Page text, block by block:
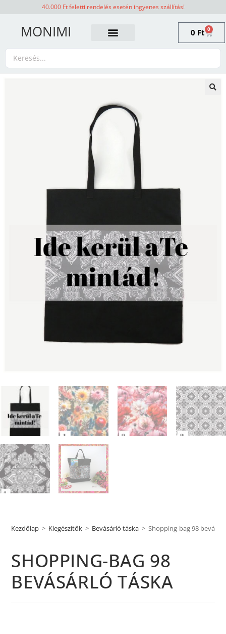
40.000 Ft feletti rendelés esetén ingyenes szállítás!
MONIMI 0 Ft 0
Kezdőlap > Kiegészítők > Bevásárló táska > Shopping-bag 98
SHOPPING-BAG 98
BEVÁSÁRLÓ TÁSKA